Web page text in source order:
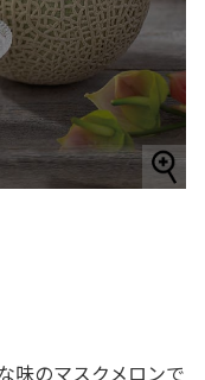
味のマスクメロンで